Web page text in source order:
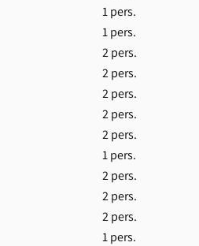
1 pers.
1 pers.
2 pers.
2 pers.
2 pers.
2 pers.
2 pers.
1 pers.
2 pers.
2 pers.
2 pers.
1 pers.